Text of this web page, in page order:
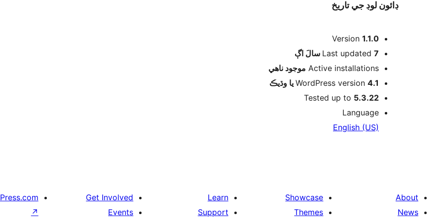
ڊائون لوڊ جي تاريخ
ميٽا Version 1.1.0
Last updated 7 سالَ
اڳ
Active installations موجود ناھي
WordPress version 4.1 يا وڌيڪ
Tested up to 5.3.22
Language
English (US)
About
News
Showcase
Themes
Learn
Support
Get Involved
Events
↗